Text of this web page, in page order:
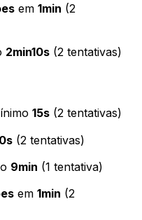
em 1min (2
2min10s (2 tentativas)
15s (2 tentativas)
(2 tentativas)
9min (1 tentativa)
em 1min (2